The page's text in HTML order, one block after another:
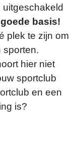
uitgeschakeld
basis!
plek te zijn om
sporten.
hier niet
sportclub
en een
is?